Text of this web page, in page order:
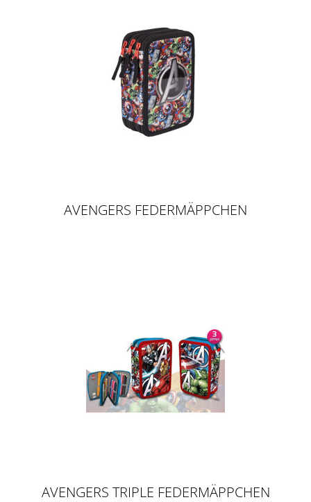
AVENGERS FEDERMÄPPCHEN
AVENGERS TRIPLE FEDERMÄPPCHEN